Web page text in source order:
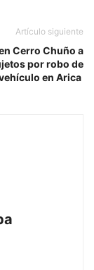
Artículo siguiente
Cerro Chuño a
por robo de
en Arica